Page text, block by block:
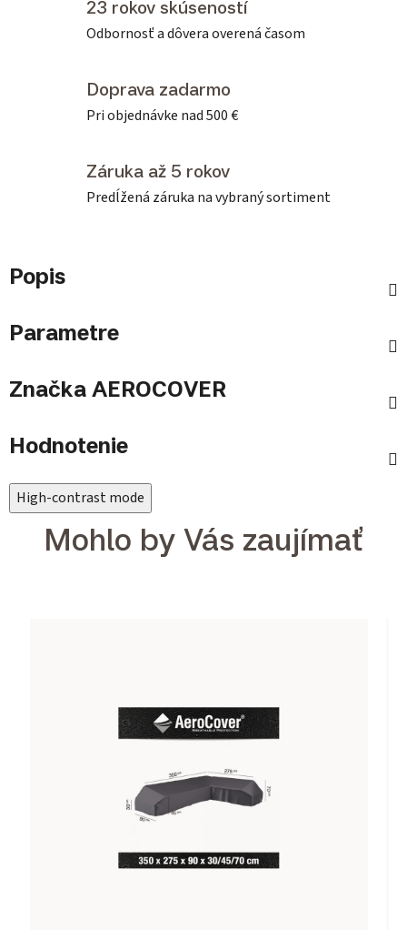
23 rokov skúseností
Odbornosť a dôvera overená časom
Doprava zadarmo
Pri objednávke nad 500 €
Záruka až 5 rokov
Predĺžená záruka na vybraný sortiment
Popis
Parametre
Značka AEROCOVER
Hodnotenie
High-contrast mode
Mohlo by Vás zaujímať